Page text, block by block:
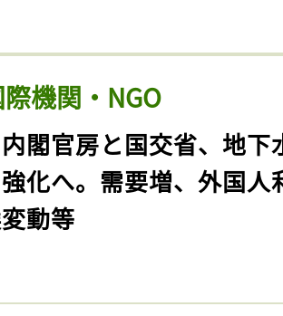
機関・NGO
内閣官房と国交省、地下
化へ。需要増、外国人
動等